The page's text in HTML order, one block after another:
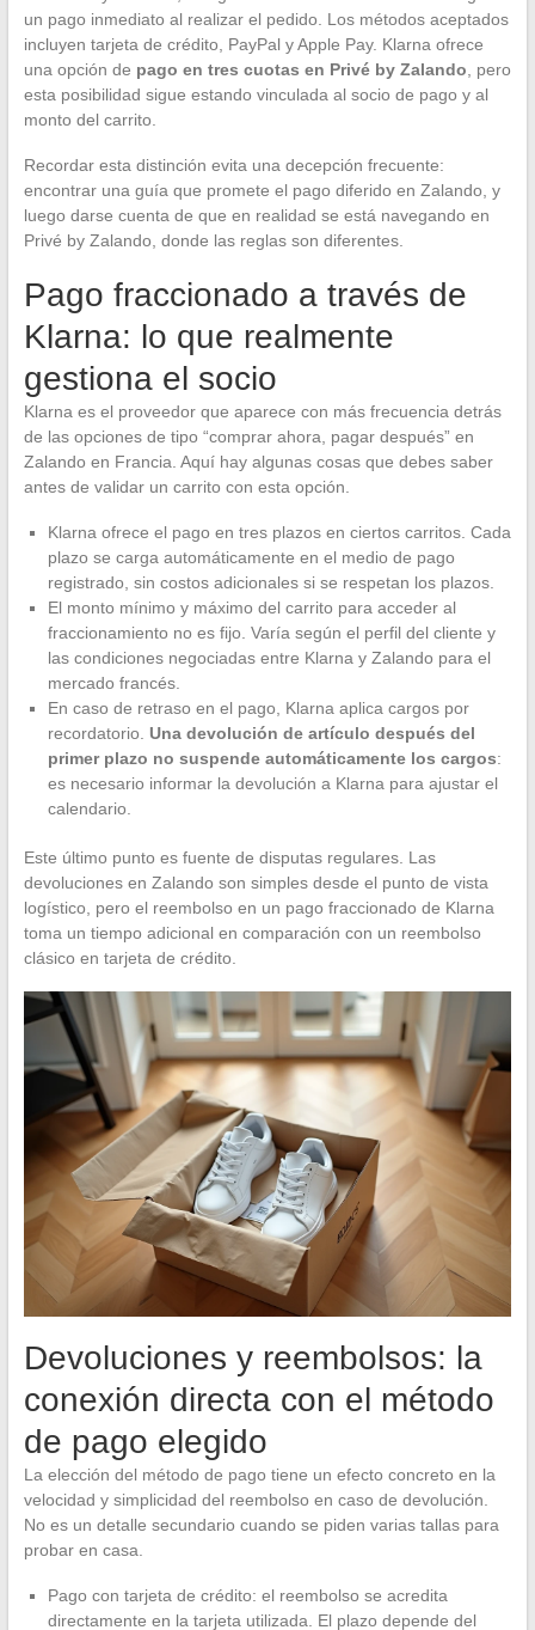
un pago inmediato al realizar el pedido. Los métodos aceptados
incluyen tarjeta de crédito, PayPal y Apple Pay. Klarna ofrece
una opción de pago en tres cuotas en Privé by Zalando , pero
esta posibilidad sigue estando vinculada al socio de pago y al
monto del carrito.
Recordar esta distinción evita una decepción frecuente:
encontrar una guía que promete el pago diferido en Zalando, y
luego darse cuenta de que en realidad se está navegando en
Privé by Zalando, donde las reglas son diferentes.
Pago fraccionado a través de
Klarna: lo que realmente
gestiona el socio
Klarna es el proveedor que aparece con más frecuencia detrás
de las opciones de tipo “comprar ahora, pagar después” en
Zalando en Francia. Aquí hay algunas cosas que debes saber
antes de validar un carrito con esta opción.
Klarna ofrece el pago en tres plazos en ciertos carritos. Cada
plazo se carga automáticamente en el medio de pago
registrado, sin costos adicionales si se respetan los plazos.
El monto mínimo y máximo del carrito para acceder al
fraccionamiento no es fijo. Varía según el perfil del cliente y
las condiciones negociadas entre Klarna y Zalando para el
mercado francés.
En caso de retraso en el pago, Klarna aplica cargos por
recordatorio. Una devolución de artículo después del
primer plazo no suspende automáticamente los cargos:
es necesario informar la devolución a Klarna para ajustar el
calendario.
Este último punto es fuente de disputas regulares. Las
devoluciones en Zalando son simples desde el punto de vista
logístico, pero el reembolso en un pago fraccionado de Klarna
toma un tiempo adicional en comparación con un reembolso
clásico en tarjeta de crédito.
Devoluciones y reembolsos: la
conexión directa con el método
de pago elegido
La elección del método de pago tiene un efecto concreto en la
velocidad y simplicidad del reembolso en caso de devolución.
No es un detalle secundario cuando se piden varias tallas para
probar en casa.
Pago con tarjeta de crédito: el reembolso se acredita
directamente en la tarjeta utilizada. El plazo depende del